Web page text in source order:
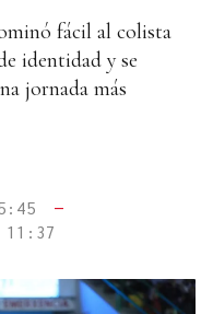
fácil al colista
identidad y se
jornada más
—